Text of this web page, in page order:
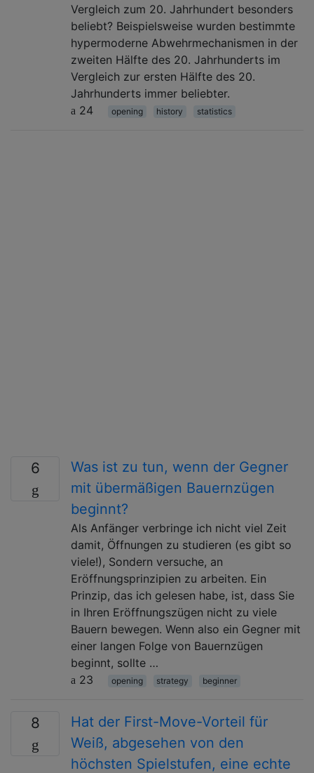
Vergleich zum 20. Jahrhundert besonders
beliebt? Beispielsweise wurden bestimmte
hypermoderne Abwehrmechanismen in der
zweiten Hälfte des 20. Jahrhunderts im
Vergleich zur ersten Hälfte des 20.
Jahrhunderts immer beliebter.
24
opening history statistics
6
Was ist zu tun, wenn der Gegner
mit übermäßigen Bauernzügen
beginnt?
Als Anfänger verbringe ich nicht viel Zeit
damit, Öffnungen zu studieren (es gibt so
viele!), Sondern versuche, an
Eröffnungsprinzipien zu arbeiten. Ein
Prinzip, das ich gelesen habe, ist, dass Sie
in Ihren Eröffnungszügen nicht zu viele
Bauern bewegen. Wenn also ein Gegner mit
einer langen Folge von Bauernzügen
beginnt, sollte …
23
opening strategy beginner
8
Hat der First-Move-Vorteil für
Weiß, abgesehen von den
höchsten Spielstufen, eine echte